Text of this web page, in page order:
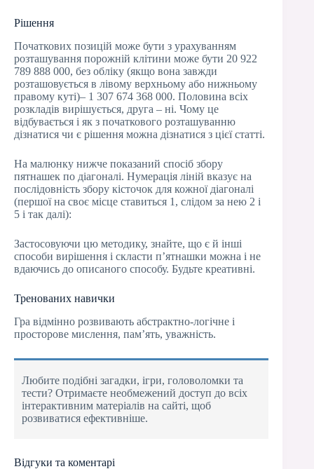
Рішення
Початкових позицій може бути з урахуванням
розташування порожній клітини може бути 20 922
789 888 000, без обліку (якщо вона завжди
розташовується в лівому верхньому або нижньому
правому куті)– 1 307 674 368 000. Половина всіх
розкладів вирішується, друга – ні. Чому це
відбувається і як з початкового розташуванню
дізнатися чи є рішення можна дізнатися з цієї статті.
На малюнку нижче показаний спосіб збору
пятнашек по діагоналі. Нумерація ліній вказує на
послідовність збору кісточок для кожної діагоналі
(першої на своє місце ставиться 1, слідом за нею 2 і
5 і так далі):
Застосовуючи цю методику, знайте, що є й інші
способи вирішення і скласти п’ятнашки можна і не
вдаючись до описаного способу. Будьте креативні.
Тренованих навички
Гра відмінно розвивають абстрактно-логічне і
просторове мислення, пам’ять, уважність.
Любите подібні загадки, ігри, головоломки та
тести? Отримаєте необмежений доступ до всіх
інтерактивним матеріалів на сайті, щоб
розвиватися ефективніше.
Відгуки та коментарі